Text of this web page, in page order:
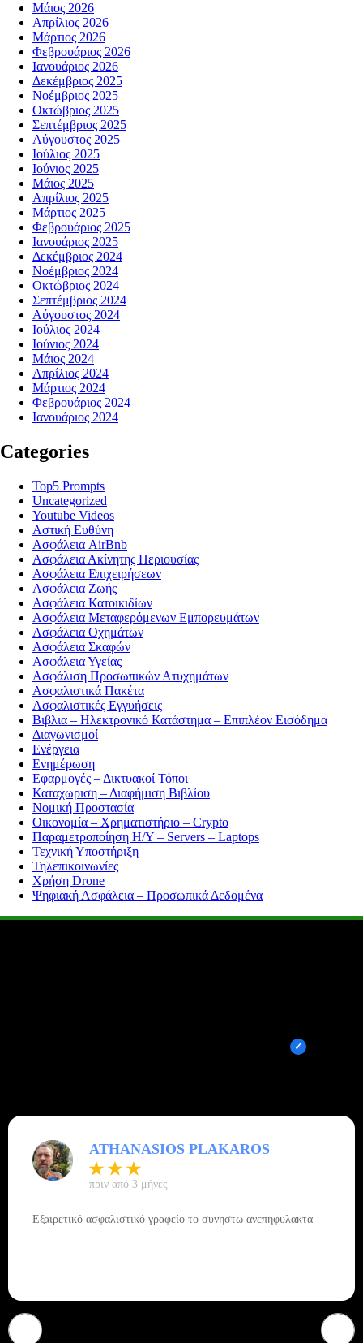
Μάιος 2026
Απρίλιος 2026
Μάρτιος 2026
Φεβρουάριος 2026
Ιανουάριος 2026
Δεκέμβριος 2025
Νοέμβριος 2025
Οκτώβριος 2025
Σεπτέμβριος 2025
Αύγουστος 2025
Ιούλιος 2025
Ιούνιος 2025
Μάιος 2025
Απρίλιος 2025
Μάρτιος 2025
Φεβρουάριος 2025
Ιανουάριος 2025
Δεκέμβριος 2024
Νοέμβριος 2024
Οκτώβριος 2024
Σεπτέμβριος 2024
Αύγουστος 2024
Ιούλιος 2024
Ιούνιος 2024
Μάιος 2024
Απρίλιος 2024
Μάρτιος 2024
Φεβρουάριος 2024
Ιανουάριος 2024
Categories
Top5 Prompts
Uncategorized
Youtube Videos
Αστική Ευθύνη
Ασφάλεια AirBnb
Ασφάλεια Ακίνητης Περιουσίας
Ασφάλεια Επιχειρήσεων
Ασφάλεια Ζωής
Ασφάλεια Κατοικιδίων
Ασφάλεια Μεταφερόμενων Εμπορευμάτων
Ασφάλεια Οχημάτων
Ασφάλεια Σκαφών
Ασφάλεια Υγείας
Ασφάλιση Προσωπικών Ατυχημάτων
Ασφαλιστικά Πακέτα
Ασφαλιστικές Εγγυήσεις
Βιβλια – Ηλεκτρονικό Κατάστημα – Επιπλέον Εισόδημα
Διαγωνισμοί
Ενέργεια
Ενημέρωση
Εφαρμογές – Δικτυακοί Τόποι
Καταχωριση – Διαφήμιση Βιβλίου
Νομική Προστασία
Οικονομία – Χρηματιστήριο – Crypto
Παραμετροποίηση Η/Υ – Servers – Laptops
Τεχνική Υποστήριξη
Τηλεπικοινωνίες
Χρήση Drone
Ψηφιακή Ασφάλεια – Προσωπικά Δεδομένα
ATHANASIOS PLAKAROS
πριν από 3 μήνες
Εξαιρετικό ασφαλιστικό γραφείο το συνηστω ανεπηφυλακτα